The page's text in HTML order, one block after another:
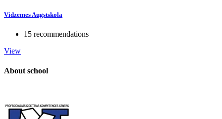
Vidzemes Augstskola
15 recommendations
View
About school